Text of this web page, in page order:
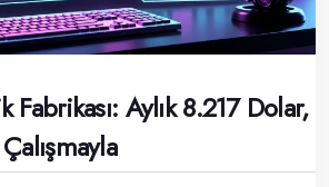
Aylık 8.217 Dolar,